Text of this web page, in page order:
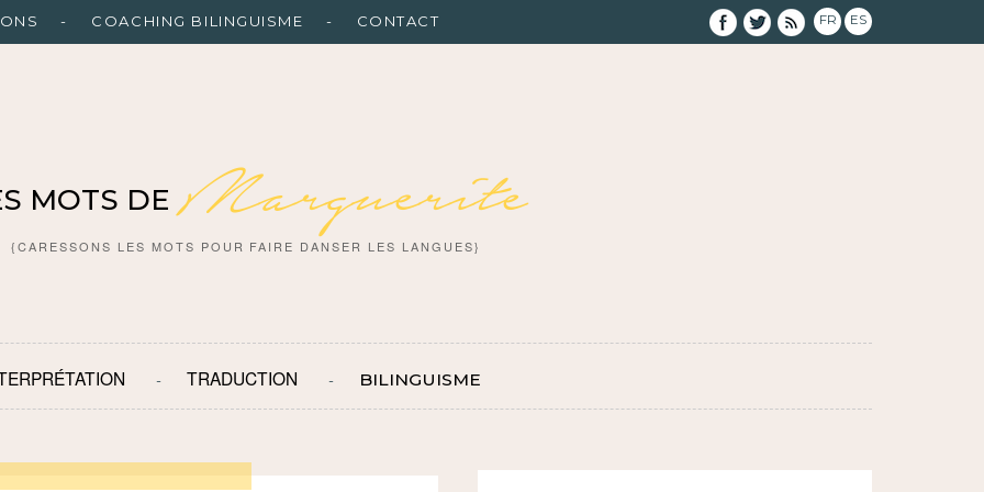
COACHING BILINGUISME CONTACT FR ES
MOTS DE Marguerite
{CARESSONS LES MOTS POUR FAIRE DANSER LES LANGUES}
TRADUCTION BILINGUISME